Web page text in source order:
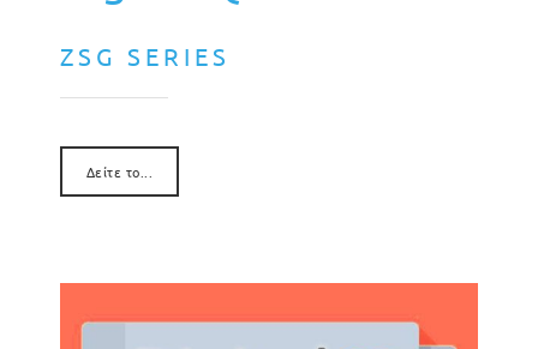
ZSG SERIES
Δείτε το...